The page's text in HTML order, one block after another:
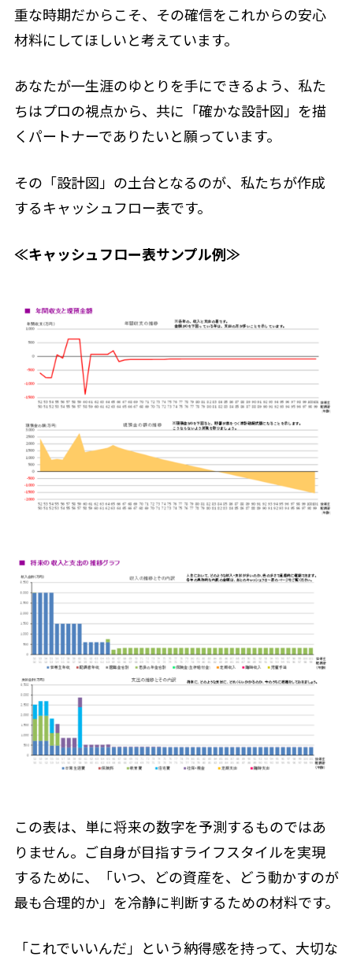
重な時期だからこそ、その確信をこれからの安心
材料にしてほしいと考えています。
あなたが一生涯のゆとりを手にできるよう、私た
ちはプロの視点から、共に「確かな設計図」を描
くパートナーでありたいと願っています。
その「設計図」の土台となるのが、私たちが作成
するキャッシュフロー表です。
≪キャッシュフロー表サンプル例≫
この表は、単に将来の数字を予測するものではあ
りません。ご自身が目指すライフスタイルを実現
するために、「いつ、どの資産を、どう動かすのが
最も合理的か」を冷静に判断するための材料です。
「これでいいんだ」という納得感を持って、大切な